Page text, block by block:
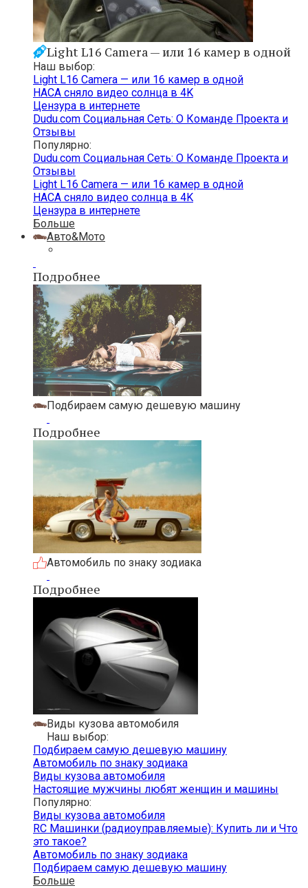
Light L16 Camera — или 16 камер в одной
Наш выбор:
Light L16 Camera — или 16 камер в одной
НАСА сняло видео солнца в 4K
Цензура в интернете
Dudu.com Cоциальная Cеть: О Команде Проекта и
Отзывы
Популярно:
Dudu.com Cоциальная Cеть: О Команде Проекта и
Отзывы
Light L16 Camera — или 16 камер в одной
НАСА сняло видео солнца в 4K
Цензура в интернете
Больше
Авто&Мото
Подробнее
Подбираем самую дешевую машину
Подробнее
Автомобиль по знаку зодиака
Подробнее
Виды кузова автомобиля
Наш выбор:
Подбираем самую дешевую машину
Автомобиль по знаку зодиака
Виды кузова автомобиля
Настоящие мужчины любят женщин и машины
Популярно:
Виды кузова автомобиля
RC Машинки (радиоуправляемые): Купить ли и Что
это такое?
Автомобиль по знаку зодиака
Подбираем самую дешевую машину
Больше